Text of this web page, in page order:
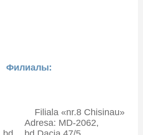
Филиалы:
Filiala «nr.8 Chisinau»
Adresa: MD-2062,